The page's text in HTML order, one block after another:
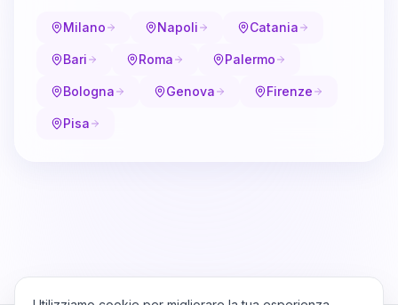
Milano Napoli Catania
Bari Roma Palermo
Bologna Genova Firenze
Pisa